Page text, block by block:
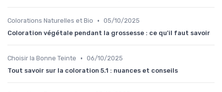
Colorations Naturelles et Bio • 05/10/2025
Coloration végétale pendant la grossesse : ce qu'il faut savoir
Choisir la Bonne Teinte • 06/10/2025
Tout savoir sur la coloration 5.1 : nuances et conseils